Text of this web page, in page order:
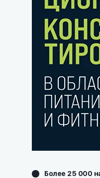
Более 25 000